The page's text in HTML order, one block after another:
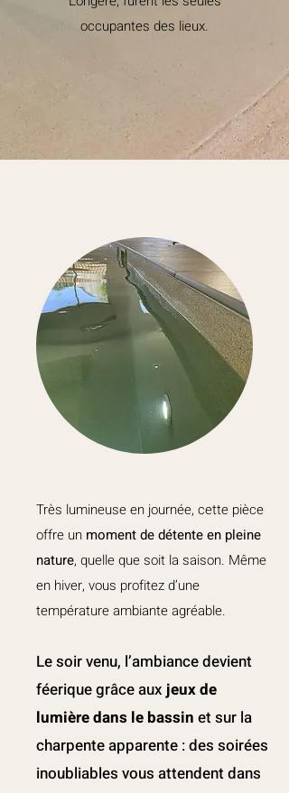
occupantes des lieux.
Très lumineuse en journée, cette pièce
offre un moment de détente en pleine
nature, quelle que soit la saison. Même
en hiver, vous profitez d’une
température ambiante agréable.
Le soir venu, l’ambiance devient
féerique grâce auxjeux de
lumière dans le bassin et sur la
charpente apparente : des soirées
inoubliables vous attendent dans